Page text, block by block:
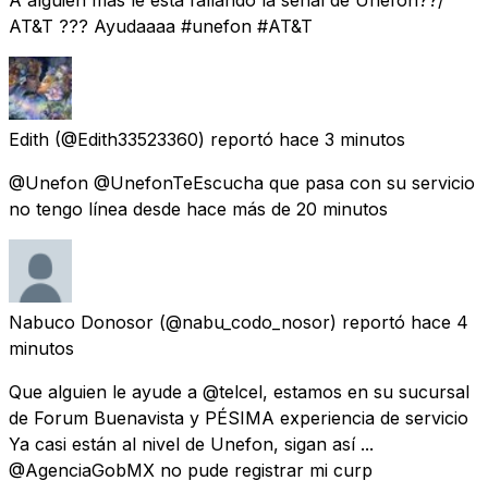
AT&T ??? Ayudaaaa #unefon #AT&T
Edith (@Edith33523360) reportó hace 3 minutos
@Unefon @UnefonTeEscucha que pasa con su servicio
no tengo línea desde hace más de 20 minutos
Nabuco Donosor (@nabu_codo_nosor) reportó hace 4
minutos
Que alguien le ayude a @telcel, estamos en su sucursal
de Forum Buenavista y PÉSIMA experiencia de servicio
Ya casi están al nivel de Unefon, sigan así ...
@AgenciaGobMX no pude registrar mi curp